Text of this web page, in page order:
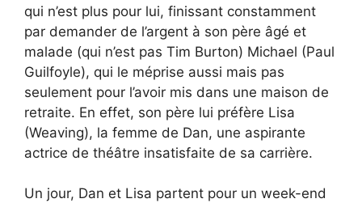
qui n’est plus pour lui, finissant constamment
par demander de l’argent à son père âgé et
malade (qui n’est pas Tim Burton) Michael (Paul
Guilfoyle), qui le méprise aussi mais pas
seulement pour l’avoir mis dans une maison de
retraite. En effet, son père lui préfère Lisa
(Weaving), la femme de Dan, une aspirante
actrice de théâtre insatisfaite de sa carrière.
Un jour, Dan et Lisa partent pour un week-end